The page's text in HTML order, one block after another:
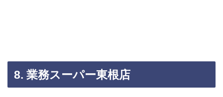
8. 業務スーパー東根店